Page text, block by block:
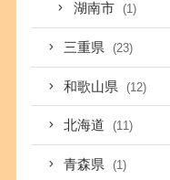
湖南市 (1)
三重県 (23)
和歌山県 (12)
北海道 (11)
青森県 (1)